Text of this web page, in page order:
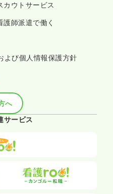
カウトサービス
護師派遣で働く
よび個人情報保護方針
へ
サービス